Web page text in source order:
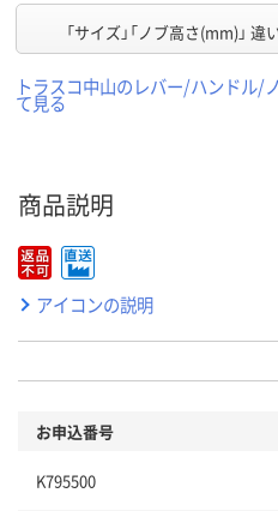
「サイズ」「ノブ高さ(mm)」 違
トラスコ中山のレバー/ハンドル
て見る
商品説明
アイコンの説明
お申込番号
K795500